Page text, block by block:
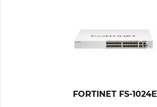
FORTINET FS-1024E